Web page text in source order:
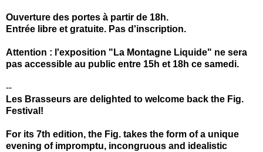
Ouverture des portes à partir de 18h.
Entrée libre et gratuite. Pas d'inscription.
Attention : l'exposition "La Montagne Liquide" ne sera
pas accessible au public entre 15h et 18h ce samedi.
--
Les Brasseurs are delighted to welcome back the Fig.
Festival!
For its 7th edition, the Fig. takes the form of a unique
evening of impromptu, incongruous and idealistic